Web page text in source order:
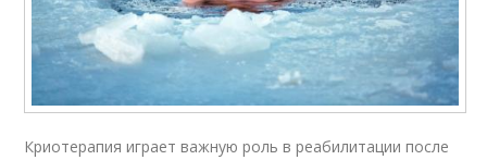
Криотерапия играет важную роль в реабилитации после